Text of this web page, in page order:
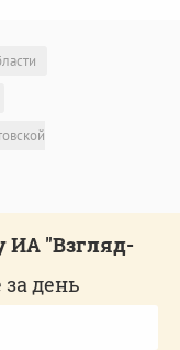
ИА "Взгляд-
день